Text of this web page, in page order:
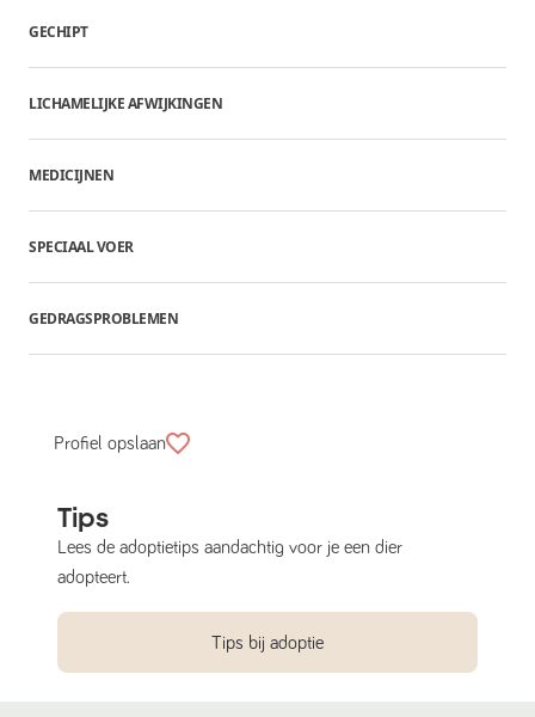
GECHIPT
LICHAMELIJKE AFWIJKINGEN
MEDICIJNEN
SPECIAAL VOER
GEDRAGSPROBLEMEN
Profiel opslaan
Tips
Lees de adoptietips aandachtig voor je een dier
adopteert.
Tips bij adoptie